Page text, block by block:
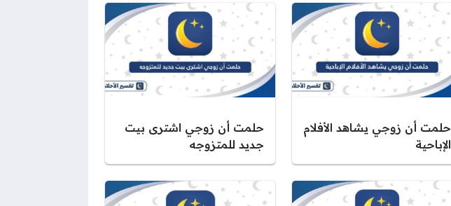
حلمت أن زوجي يشاهد الأفلام
الإباحية
حلمت أن زوجي اشترى بيت
جديد للمتزوجه